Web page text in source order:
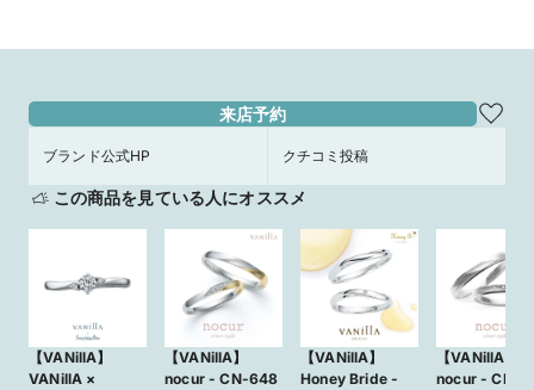
来店予約
ブランド公式HP クチコミ投稿
この商品を見ている人にオススメ
【VANillA】
VANillA ×
【VANillA】
nocur - CN-648
【VANillA】
Honey Bride -
【VANillA】
nocur - CN-049